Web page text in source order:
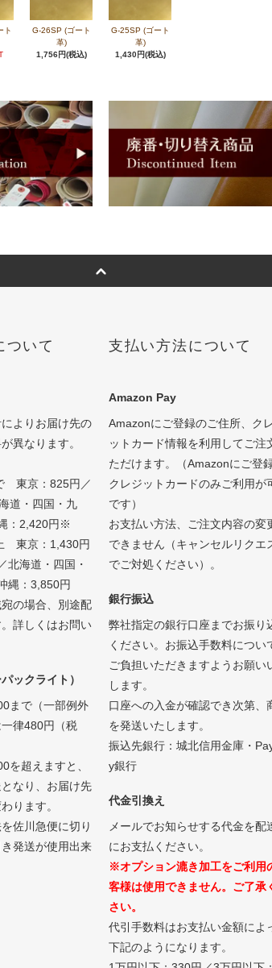
ト
G-26SP (ゴート
革)
1,756円(税込)
G-25SP (ゴート
革)
1,430円(税込)
ついて
によりお届け先の
異なります。
東京：825円／
道・四国・九
：2,420円※
東京：1,430円
北海道・四国・
縄：3,850円
の場合、別途配
詳しくはお問い
ックライト）
まで（一部例外
律480円（税
を超えますと、
なり、お届け先
ります。
佐川急便に切り
発送が使用出来
支払い方法について
Amazon Pay
Amazonにご登録のご住所、ク
ットカード情報を利用してご注
ただけます。（Amazonにご登
クレジットカードのみご利用が
です）
お支払い方法、ご注文内容の変
できません（キャンセルリクエ
でご対処ください）。
銀行振込
弊社指定の銀行口座までお振り
ください。お振込手数料につい
ご負担いただきますようお願い
します。
口座への入金が確認でき次第、
を発送いたします。
振込先銀行：城北信用金庫・
y銀行
代金引換え
メールでお知らせする代金を配
にお支払ください。
※オプション漉き加工をご利用
客様は使用できません。ご了承
さい。
代引手数料はお支払い金額によ
下記のようになります。